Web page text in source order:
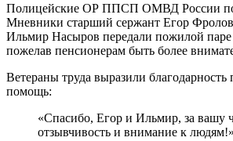
Полицейские ОР ППСП ОМВД России
Мневники старший сержант Егор
Ильмир Насыров передали пожилой
пожелав пенсионерам быть более
Ветераны труда выразили благодарность
помощь:
«Спасибо, Егор и Ильмир, за вашу
отзывчивость и внимание к людям!»